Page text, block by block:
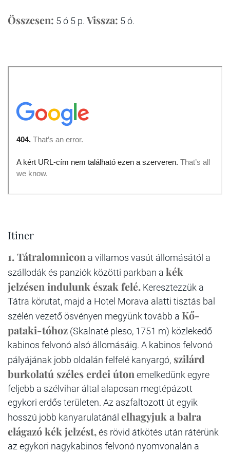
Összesen: 5 ó 5 p. Vissza: 5 ó.
Itiner
1. Tátralomnicon a villamos vasút állomásától a
szállodák és panziók közötti parkban a kék
jelzésen indulunk észak felé. Keresztezzük a
Tátra körutat, majd a Hotel Morava alatti tisztás bal
szélén vezető ösvényen megyünk tovább a Kő-
pataki-tóhoz (Skalnaté pleso, 1751 m) közlekedő
kabinos felvonó alsó állomásáig. A kabinos felvonó
pályájának jobb oldalán felfelé kanyargó, szilárd
burkolatú széles erdei útonemelkedünk egyre
feljebb a szélvihar által alaposan megtépázott
egykori erdős területen. Az aszfaltozott út egyik
hosszú jobb kanyarulatánál elhagyjuk a balra
elágazó kék jelzést,és rövid átkötés után rátérünk
az egykori nagykabinos felvonó nyomvonalán a